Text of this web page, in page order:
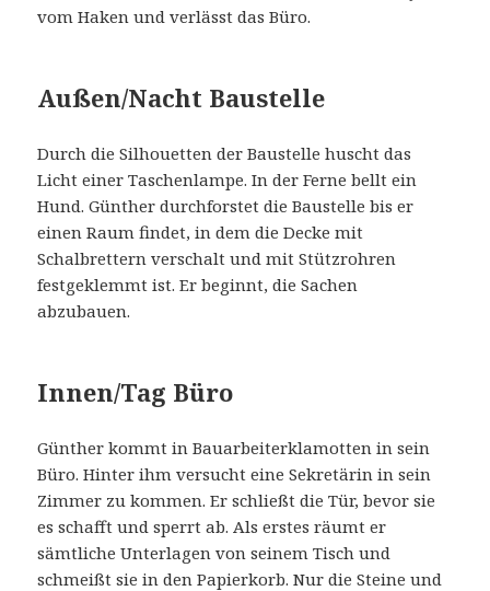
vom Haken und verlässt das Büro.
Außen/Nacht Baustelle
Durch die Silhouetten der Baustelle huscht das
Licht einer Taschenlampe. In der Ferne bellt ein
Hund. Günther durchforstet die Baustelle bis er
einen Raum findet, in dem die Decke mit
Schalbrettern verschalt und mit Stützrohren
festgeklemmt ist. Er beginnt, die Sachen
abzubauen.
Innen/Tag Büro
Günther kommt in Bauarbeiterklamotten in sein
Büro. Hinter ihm versucht eine Sekretärin in sein
Zimmer zu kommen. Er schließt die Tür, bevor sie
es schafft und sperrt ab. Als erstes räumt er
sämtliche Unterlagen von seinem Tisch und
schmeißt sie in den Papierkorb. Nur die Steine und